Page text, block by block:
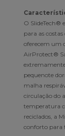
O SlideTech®
para as
oferecem um
AirProtect®
pequenote
malha
circulação do
temperatura
reciclados, a
conforto para